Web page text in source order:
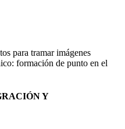
para tramar imágenes
formación de punto en el
Y